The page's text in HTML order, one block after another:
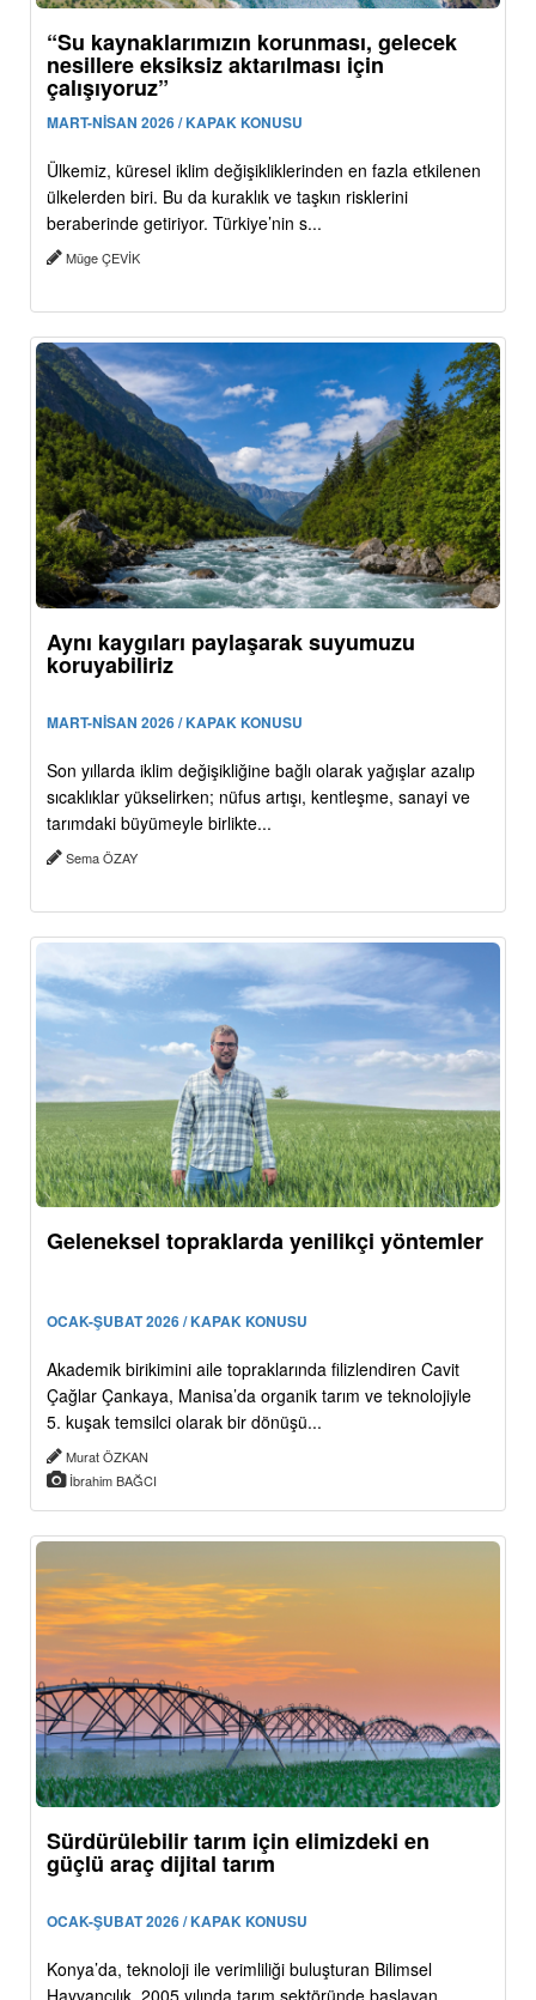
“Su kaynaklarımızın korunması, gelecek
nesillere eksiksiz aktarılması için
çalışıyoruz”
MART-NİSAN 2026 / KAPAK KONUSU
Ülkemiz, küresel iklim değişikliklerinden en fazla etkilenen
ülkelerden biri. Bu da kuraklık ve taşkın risklerini
beraberinde getiriyor. Türkiye’nin s...
Müge ÇEVİK
Aynı kaygıları paylaşarak suyumuzu
koruyabiliriz
MART-NİSAN 2026 / KAPAK KONUSU
Son yıllarda iklim değişikliğine bağlı olarak yağışlar azalıp
sıcaklıklar yükselirken; nüfus artışı, kentleşme, sanayi ve
tarımdaki büyümeyle birlikte...
Sema ÖZAY
Geleneksel topraklarda yenilikçi yöntemler
OCAK-ŞUBAT 2026 / KAPAK KONUSU
Akademik birikimini aile topraklarında filizlendiren Cavit
Çağlar Çankaya, Manisa’da organik tarım ve teknolojiyle
5. kuşak temsilci olarak bir dönüşü...
Murat ÖZKAN
İbrahim BAĞCI
Sürdürülebilir tarım için elimizdeki en
güçlü araç dijital tarım
OCAK-ŞUBAT 2026 / KAPAK KONUSU
Konya’da, teknoloji ile verimliliği buluşturan Bilimsel
Hayvancılık, 2005 yılında tarım sektöründe başlayan